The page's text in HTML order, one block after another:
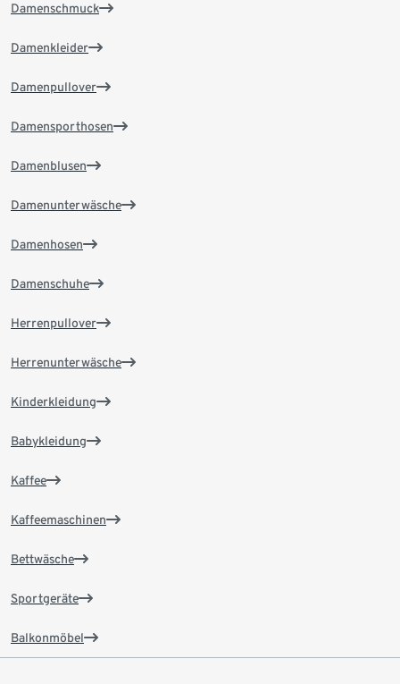
Damenschmuck
Damenkleider
Damenpullover
Damensporthosen
Damenblusen
Damenunterwäsche
Damenhosen
Damenschuhe
Herrenpullover
Herrenunterwäsche
Kinderkleidung
Babykleidung
Kaffee
Kaffeemaschinen
Bettwäsche
Sportgeräte
Balkonmöbel